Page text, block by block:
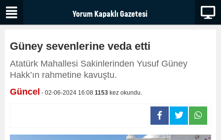
Güney sevenlerine veda etti
Atatürk Mahallesi Sakinlerinden Yusuf Güney
Hakk’ın rahmetine kavuştu.
Güncel - 02-06-2024 16:08 1153 kez okundu.